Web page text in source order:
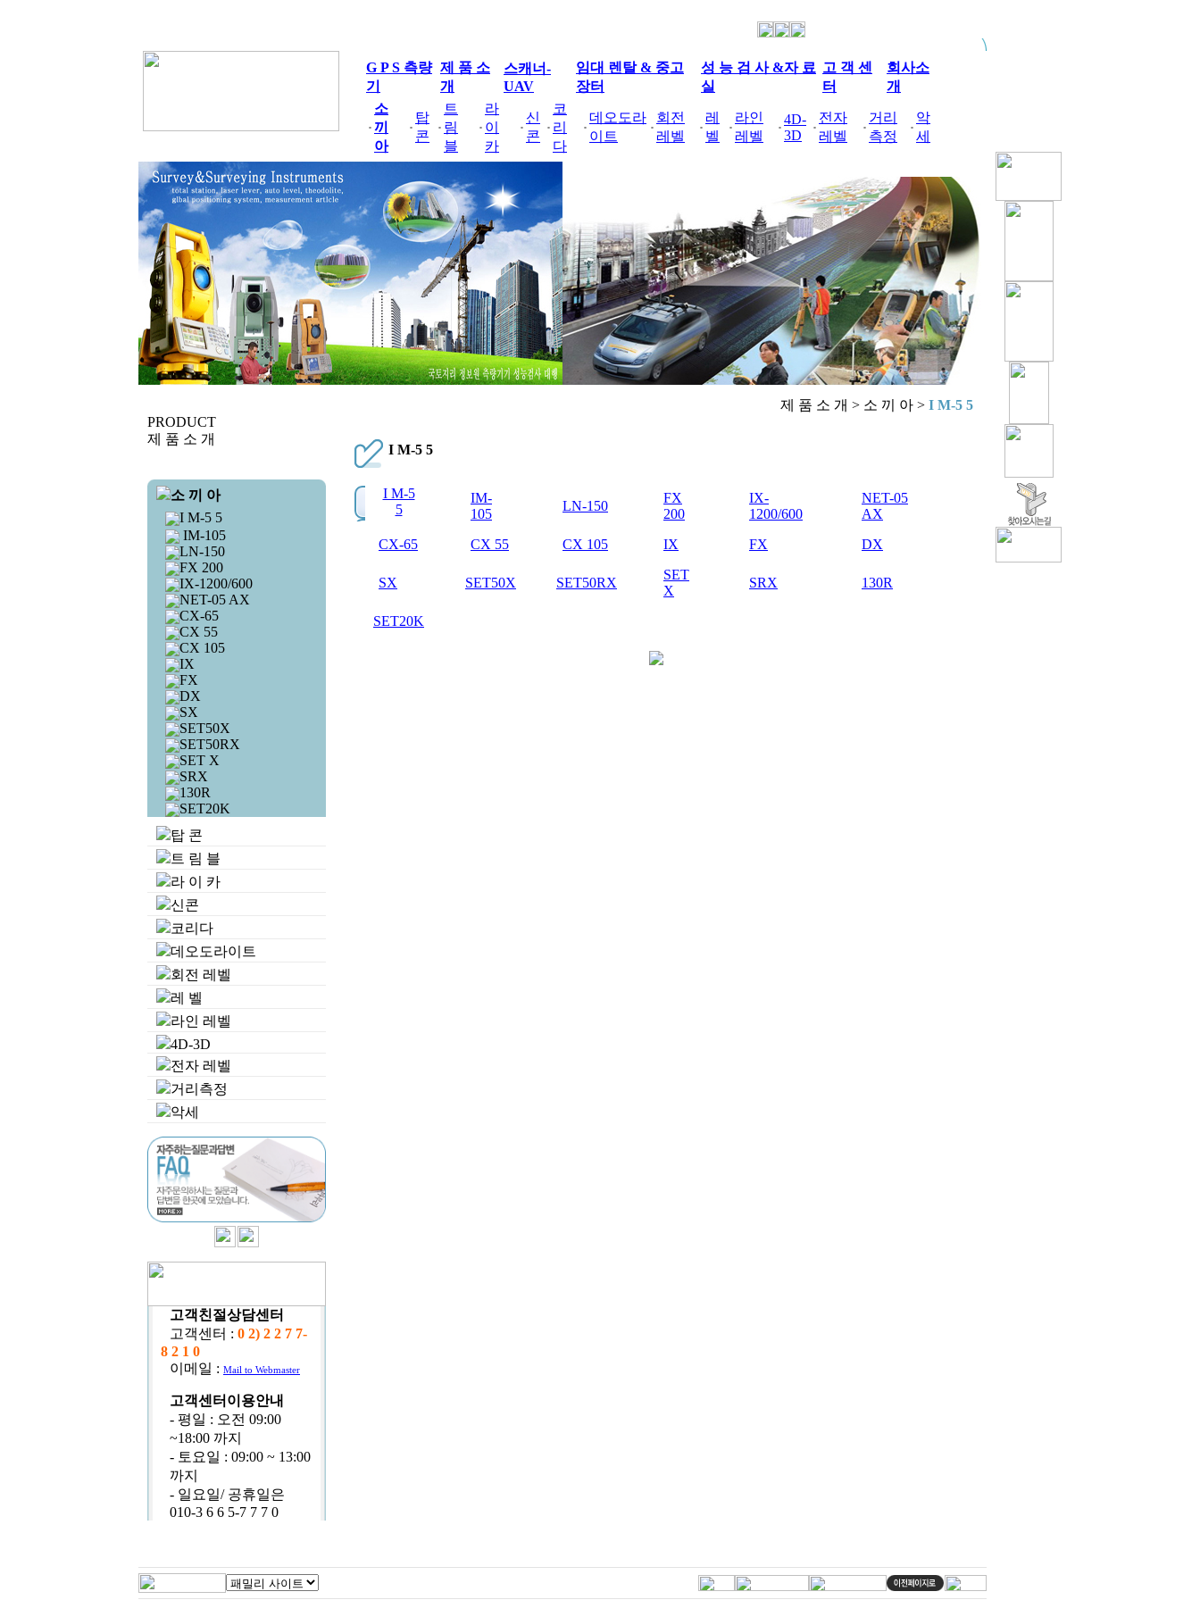
G P S 측량
기
제 품 소
개
스캐너-
UAV
임대 렌탈 & 중고
장터
성 능 검 사 &자 료
실
고 객 센
터
회사소
개
소
끼
아
탑
콘
트
림
블
라
이
카
신
콘
코
리
다
데오도라
이트
회전
레벨
레
벨
라인
레벨
4D-
3D
전자
레벨
거리
측정
악
세
PRODUCT
제 품 소 개
소 끼 아
I M-5 5
IM-105
LN-150
FX 200
IX-1200/600
NET-05 AX
CX-65
CX 55
CX 105
IX
FX
DX
SX
SET50X
SET50RX
SET X
SRX
130R
SET20K
탑 콘
트 림 블
라 이 카
신콘
코리다
데오도라이트
회전 레벨
레 벨
라인 레벨
4D-3D
전자 레벨
거리측정
악세
고객친절상담센터
고객센터 : 0 2) 2 2 7 7-
8 2 1 0
이메일 : Mail to Webmaster
고객센터이용안내
- 평일 : 오전 09:00
~18:00 까지
- 토요일 : 09:00 ~ 13:00
까지
- 일요일/ 공휴일은
010-3 6 6 5-7 7 7 0
제 품 소 개 > 소 끼 아 > I M-5 5
I M-5 5
I M-5
5
IM-
105
LN-150
FX
200
IX-
1200/600
NET-05
AX
CX-65
CX 55 CX 105 IX FX DX
SX SET50X SET50RX
SET
X
SRX 130R
SET20K